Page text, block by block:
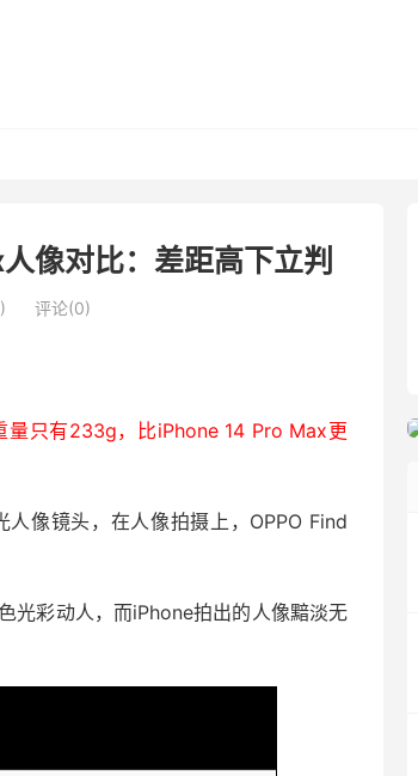
像对比：差距高下立判
评论(0)
量只有233g，比iPhone 14 Pro Max更
像镜头，在人像拍摄上，OPPO Find
光彩动人，而iPhone拍出的人像黯淡无